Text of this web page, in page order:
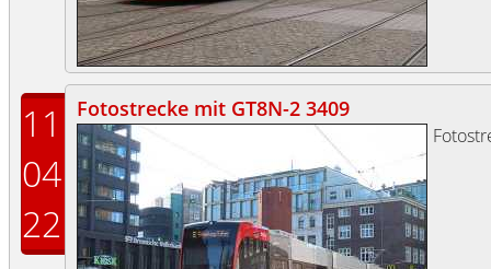
11
04
22
Fotostrecke mit GT8N-2 3409